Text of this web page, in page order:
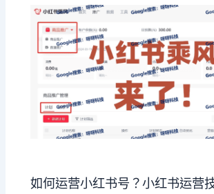
如何运营小红书号？小红书运营